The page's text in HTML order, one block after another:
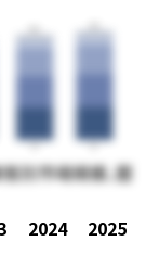
24 25
別市場規模、暦
2024
2025